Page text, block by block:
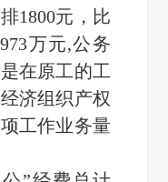
1800元，比
万元,公务
在原工的工
济组织产权
工作业务量